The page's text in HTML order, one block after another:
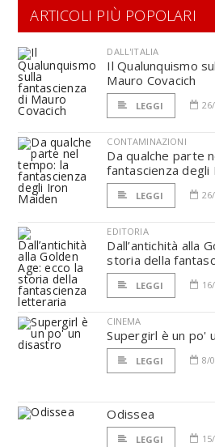
ARTICOLI PIÙ POPOLARI
DALL'ITALIA
Il Qualunquismo
Mauro Covacich
LEGGI
CONTAMINAZIONI
Da qualche parte
fantascienza degli
LEGGI
EDITORIA
Dall’antichità alla
storia della
LEGGI
CINEMA
Supergirl è un po'
LEGGI 8/
Odissea
LEGGI